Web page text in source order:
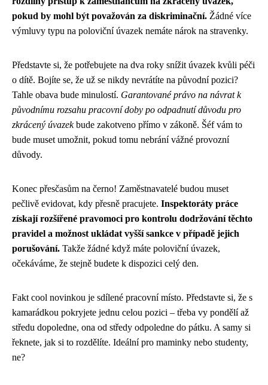
pokud by mohl být považován za diskriminační. Žádné více
výmluvy typu na poloviční úvazek nemáte nárok na stravenky.
Představte si, že potřebujete na dva roky snížit úvazek kvůli péči
o dítě. Bojíte se, že už se nikdy nevrátíte na původní pozici?
Tahle obava bude minulostí. Garantované právo na návrat k
původnímu rozsahu pracovní doby po odpadnutí důvodu pro
zkrácený úvazekbude zakotveno přímo v zákoně. Šéf vám to
bude muset umožnit, pokud tomu nebrání vážné provozní
důvody.
Konec přesčasům na černo! Zaměstnavatelé budou muset
pečlivě evidovat, kdy přesně pracujete. Inspektoráty práce
získají rozšířené pravomoci pro kontrolu dodržování těchto
pravidel a možnost ukládat vyšší sankce v případě jejich
porušování. Takže žádné když máte poloviční úvazek,
očekáváme, že stejně budete k dispozici celý den.
Fakt cool novinkou je sdílené pracovní místo. Představte si, že s
kamarádkou pokryjete jednu celou pozici – třeba vy pondělí až
středu dopoledne, ona od středy odpoledne do pátku. A samy si
řeknete, jak si to rozdělíte. Ideální pro maminky nebo studenty,
ne?